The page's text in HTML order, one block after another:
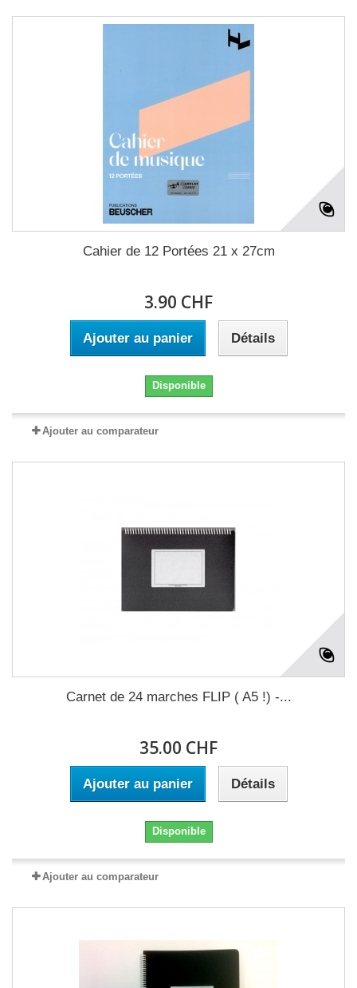
Cahier de 12 Portées 21 x 27cm
3.90 CHF
Ajouter au panier Détails
Disponible
Ajouter au comparateur
Carnet de 24 marches FLIP ( A5 !) -...
35.00 CHF
Ajouter au panier Détails
Disponible
Ajouter au comparateur